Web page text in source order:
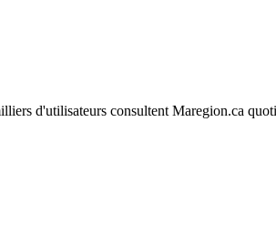
d'utilisateurs consultent Maregion.ca